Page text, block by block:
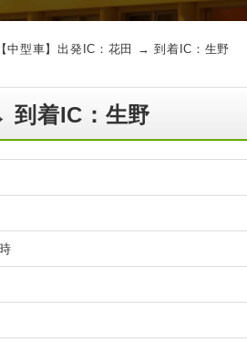
【中型車】出発IC：花田 → 到着IC：生野
到着IC：生野